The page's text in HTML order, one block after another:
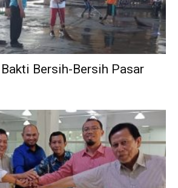
Bersih-Bersih Pasar